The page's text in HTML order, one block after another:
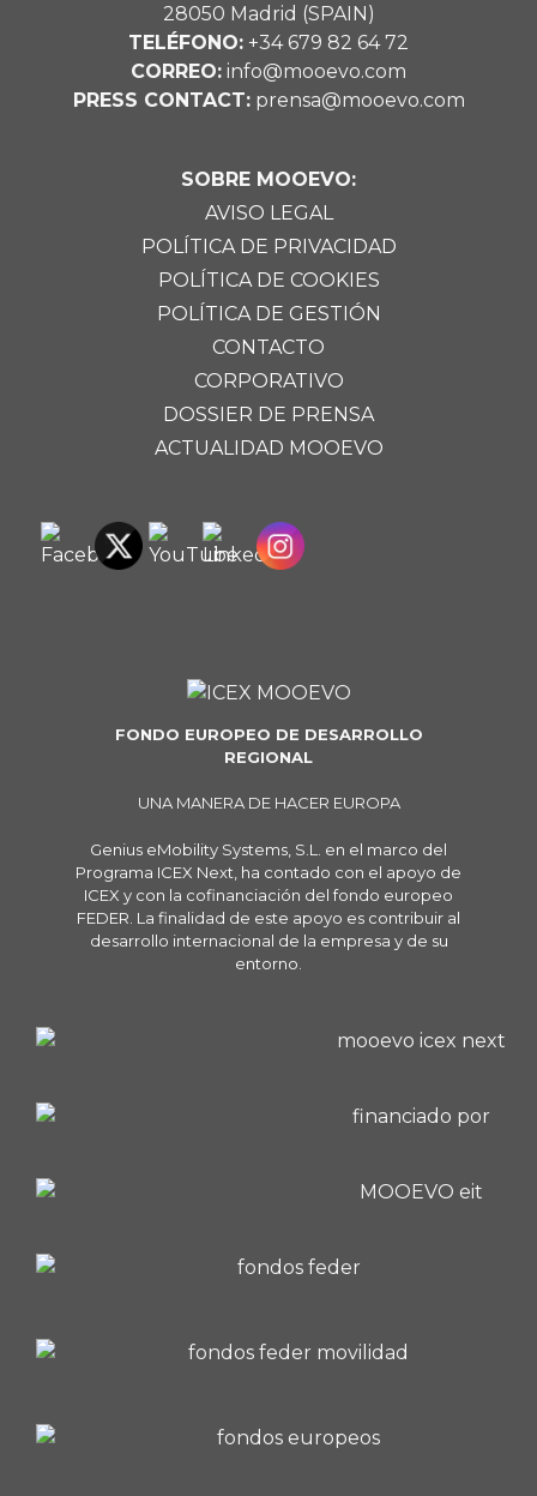
28050 Madrid (SPAIN)
TELÉFONO: +34 679 82 64 72
CORREO: info@mooevo.com
PRESS CONTACT:prensa@mooevo.com
SOBRE MOOEVO:
AVISO LEGAL
POLÍTICA DE PRIVACIDAD
POLÍTICA DE COOKIES
POLÍTICA DE GESTIÓN
CONTACTO
CORPORATIVO
DOSSIER DE PRENSA
ACTUALIDAD MOOEVO
FONDO EUROPEO DE DESARROLLO
REGIONAL
UNA MANERA DE HACER EUROPA
Genius eMobility Systems, S.L. en el marco del
Programa ICEX Next, ha contado con el apoyo de
ICEX y con la cofinanciación del fondo europeo
FEDER. La finalidad de este apoyo es contribuir al
desarrollo internacional de la empresa y de su
entorno.